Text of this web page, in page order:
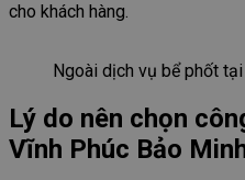
cho khách hàng.
Ngoài dịch vụ bể phốt
Lý do nên chọn
Vĩnh Phúc Bảo